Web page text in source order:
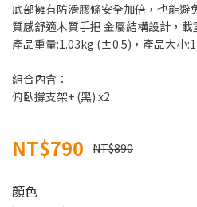
底部擁有防滑膠條安全加倍，也能避
質感舒適木質手把 金屬結構設計，
產品重量:1.03kg (±0.5)，產品大小
組合內含：
俯臥撐支架+ (黑) x2
NT$790 NT$890
顏色